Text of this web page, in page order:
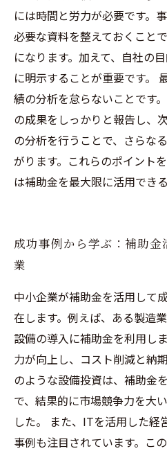
には時間と労力が必要です。
必要な資料を整えておくこと
になります。加えて、自社の
に明示することが重要です。
績の分析を怠らないことです
の成果をしっかりと報告し、
の分析を行うことで、さらな
がります。これらのポイント
は補助金を最大限に活用できる
成功事例から学ぶ：補助
業
中小企業が補助金を活用して
在します。例えば、ある製造
設備の導入に補助金を利用し
力が向上し、コスト削減と納
のような設備投資は、補助金
で、結果的に市場競争力を大
した。 また、ITを活用した経
事例も注目されています。こ